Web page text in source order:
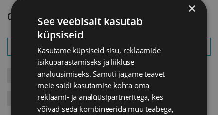
OTSI SÜNDMUST
KONTAKTÜRITUSED KOOLITUSED LIIKMEÜRITUSED
JÄRELVAATAMINE MESSID VARIA VÄLISVISIIDID
×
See veebisait kasutab
küpsiseid
Kasutame küpsiseid sisu, reklaamide
isikupärastamiseks ja liikluse
analüüsimiseks. Samuti jagame teavet
meie saidi kasutamise kohta oma
reklaami- ja analüüsipartneritega, kes
võivad seda kombineerida muu teabega,